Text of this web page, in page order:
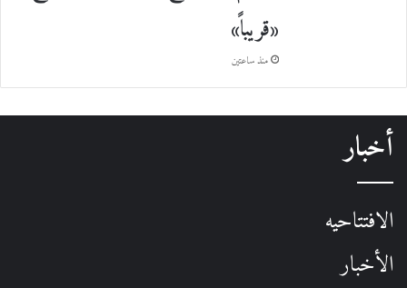
«قريباً»
منذ ساعتين
أخبار
الافتتاحيه
الأخبار